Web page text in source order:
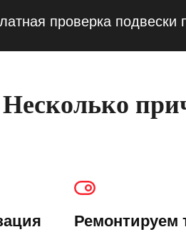
проверка подвески при
Несколько
Ремонтируем